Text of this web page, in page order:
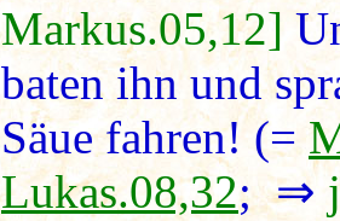
Markus.05,12]
baten ihn und
Säue fahren! (=
Lukas.08,32; ⇒